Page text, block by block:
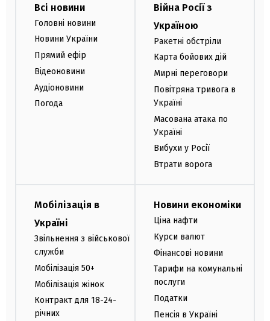
Всі новини
Головні новини
Новини України
Прямий ефір
Відеоновини
Аудіоновини
Погода
Війна Росії з
Україною
Ракетні обстріли
Карта бойових дій
Мирні переговори
Повітряна тривога в
Україні
Масована атака по
Україні
Вибухи у Росії
Втрати ворога
Мобілізація в
Україні
Звільнення з військової
служби
Мобілізація 50+
Мобілізація жінок
Контракт для 18-24-
річних
Новини економіки
Ціна нафти
Курси валют
Фінансові новини
Тарифи на комунальні
послуги
Податки
Пенсія в Україні